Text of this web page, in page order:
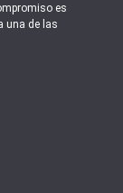
es
una de las